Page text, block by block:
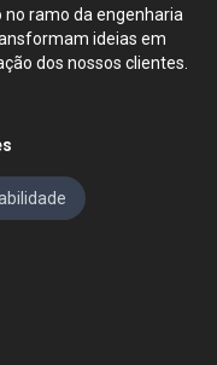
ramo da engenharia
ideias em
dos nossos clientes.